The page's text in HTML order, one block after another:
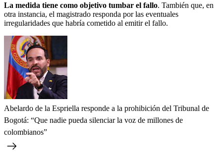
La medida tiene como objetivo tumbar el fallo. También que, en
otra instancia, el magistrado responda por las eventuales
irregularidades que habría cometido al emitir el fallo.
Abelardo de la Espriella responde a la prohibición del Tribunal de
Bogotá: “Que nadie pueda silenciar la voz de millones de
colombianos”